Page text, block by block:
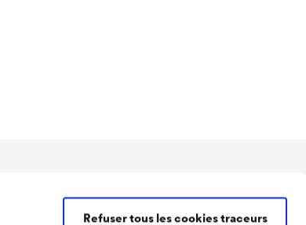
Refuser tous les cookies traceurs